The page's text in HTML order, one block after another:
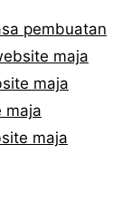
pembuatan
maja
maja
maja
maja